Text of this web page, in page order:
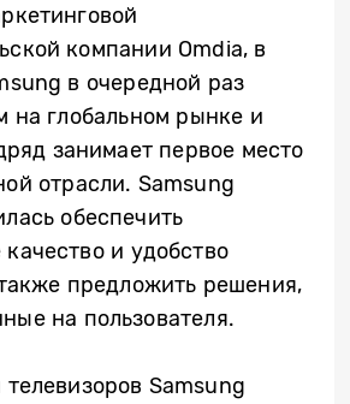
компании Omdia, в
в очередной раз
на глобальном рынке и
занимает первое место
отрасли. Samsung
обеспечить
и удобство
предложить решения,
на пользователя.
Samsung